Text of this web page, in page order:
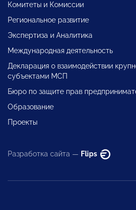
Комитеты и Комиссии
Региональное развитие
Экспертиза и Аналитика
Международная деятельность
Декларация о взаимодействии
субъектами МСП
Бюро по защите прав
Образование
Проекты
Разработка сайта — Flips